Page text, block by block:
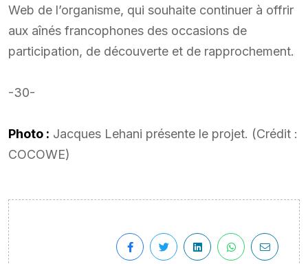
Web de l’organisme, qui souhaite continuer à offrir
aux aînés francophones des occasions de
participation, de découverte et de rapprochement.
-30-
Photo : Jacques Lehani présente le projet. (Crédit :
COCOWE)